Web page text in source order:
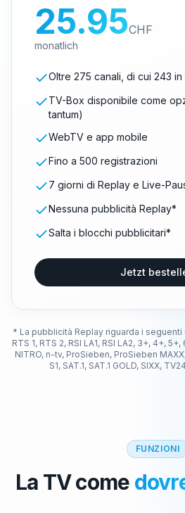
25.95CHF
monatlich
Oltre 275 canali, di cui 243 in
TV-Box disponibile come
tantum)
WebTV e app mobile
Fino a 500 registrazioni
7 giorni di Replay e Live-
Nessuna pubblicità Replay*
Salta i blocchi pubblicitari*
Jetzt
* La pubblicità Replay riguarda i seguenti
RTS 1, RTS 2, RSI LA1, RSI LA2, 3+, 4+,
NITRO, n-tv, ProSieben, ProSieben
S1, SAT.1, SAT.1 GOLD, SIXX,
FUNZIONI
La TV come